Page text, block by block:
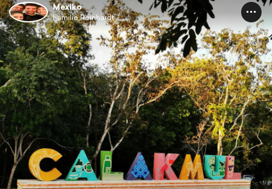
Mexiko
Familie Reinhardt